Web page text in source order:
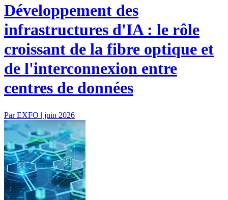
Développement des
infrastructures d'IA : le rôle
croissant de la fibre optique et
de l'interconnexion entre
centres de données
Par EXFO | juin 2026